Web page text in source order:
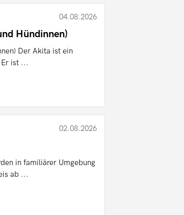
04.08.2026
Hündinnen)
Der Akita ist ein
ist ...
02.08.2026
in familiärer Umgebung
ab ...